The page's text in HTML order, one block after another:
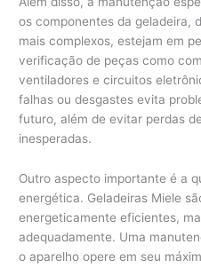
os componentes da geladeira,
mais complexos, estejam em
verificação de peças como
ventiladores e circuitos
falhas ou desgastes evita
futuro, além de evitar perdas
inesperadas.
Outro aspecto importante é a
energética. Geladeiras Miele
energeticamente eficientes,
adequadamente. Uma
o aparelho opere em seu